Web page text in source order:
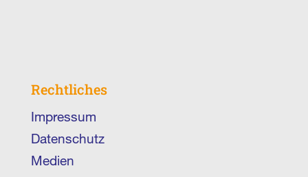
Rechtliches
Impressum
Datenschutz
Medien